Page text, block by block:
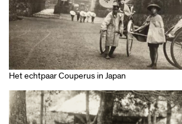
Het echtpaar Couperus in Japan